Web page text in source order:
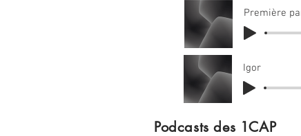
Première
Igor
Podcasts des 1CAP